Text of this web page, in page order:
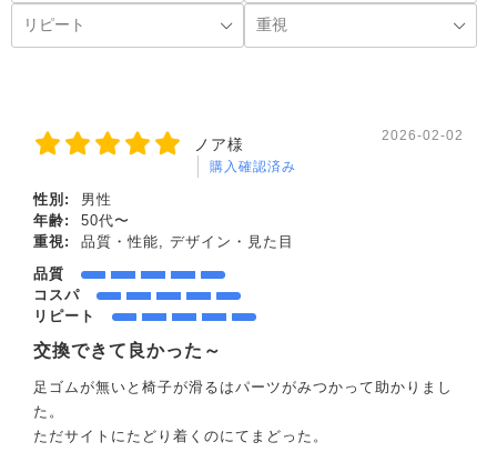
ノア様
購入確認済み
2026-02-02
性別:
男性
年齢:
50代〜
重視:
品質・性能, デザイン・見た目
品質
コスパ
リピート
交換できて良かった～
足ゴムが無いと椅子が滑るはパーツがみつかって助かりまし
た。
ただサイトにたどり着くのにてまどった。